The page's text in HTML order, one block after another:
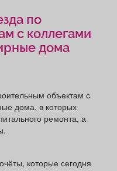
по
с коллегами
дома
объектам с
дома, в которых
ремонта, а
которые сегодня